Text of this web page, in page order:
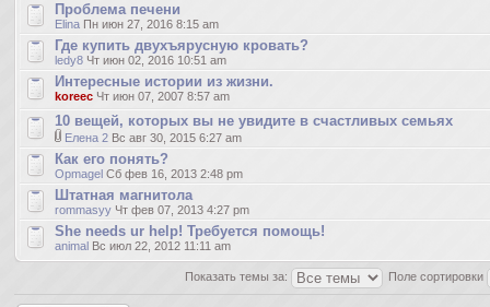
Проблема печени
Elina Пн июн 27, 2016 8:15 am
Где купить двухъярусную кровать?
ledy8 Чт июн 02, 2016 10:51 am
Интересные истории из жизни.
koreec Чт июн 07, 2007 8:57 am
10 вещей, которых вы не увидите в счастливых семьях
Елена 2 Вс авг 30, 2015 6:27 am
Как его понять?
Opmagel Сб фев 16, 2013 2:48 pm
Штатная магнитола
rommasyy Чт фев 07, 2013 4:27 pm
She needs ur help! Требуется помощь!
animal Вс июл 22, 2012 11:11 am
Показать темы за: Поле сортировки